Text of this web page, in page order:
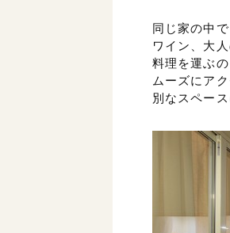
同じ家の中
ワイン、大
料理を運ぶ
ムーズにア
別なスペー